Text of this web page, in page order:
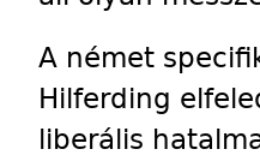
A német
Hilferding
liberális